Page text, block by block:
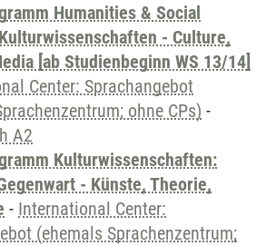
Humanities & Social
- Culture,
[ab Studienbeginn WS 13/14]
Center: Sprachangebot
ohne CPs) -
A2
Kulturwissenschaften:
- Künste, Theorie,
- International Center:
(ehemals Sprachenzentrum;